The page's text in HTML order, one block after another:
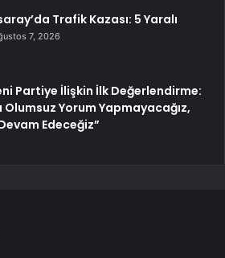
Trafik Kazası: 5 Yaralı
7, 2026
Partiye İlişkin İlk Değerlendirme:
Olumsuz Yorum Yapmayacağız,
Edeceğiz”